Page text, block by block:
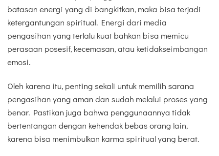
batasan energi yang di bangkitkan, maka bisa terjadi
ketergantungan spiritual. Energi dari media
pengasihan yang terlalu kuat bahkan bisa memicu
perasaan posesif, kecemasan, atau ketidakseimbangan
emosi.
Oleh karena itu, penting sekali untuk memilih sarana
pengasihan yang aman dan sudah melalui proses yang
benar. Pastikan juga bahwa penggunaannya tidak
bertentangan dengan kehendak bebas orang lain,
karena bisa menimbulkan karma spiritual yang berat.